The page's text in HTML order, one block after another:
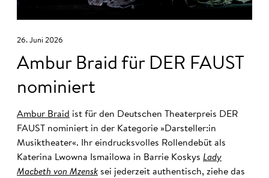
26. Juni 2026
Ambur Braid für DER FAUST
nominiert
Ambur Braid ist für den Deutschen Theaterpreis DER
FAUST nominiert in der Kategorie »Darsteller:in
Musiktheater«. Ihr eindrucksvolles Rollendebüt als
Katerina Lwowna Ismailowa in Barrie Koskys Lady
Macbeth von Mzensk sei jederzeit authentisch, ziehe das